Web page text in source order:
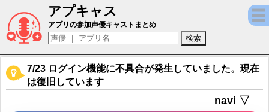
アプキャス
オルスラハ（声優：悠木碧)【エロイカ】キ
アプリの参加声優キャストまとめ
7/23 ログイン機能に不具合が発生していました。現在
は復旧しています
navi ▽